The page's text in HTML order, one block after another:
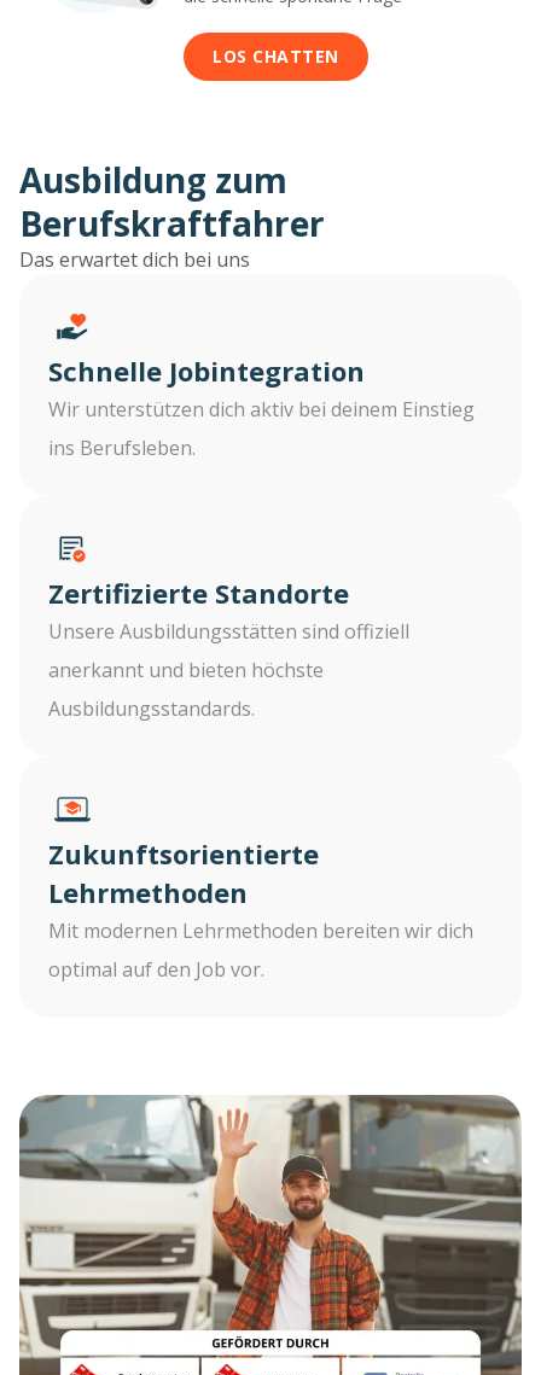
LOS CHATTEN
Ausbildung zum
Berufskraftfahrer
Das erwartet dich bei uns
Schnelle Jobintegration
Wir unterstützen dich aktiv bei deinem Einstieg
ins Berufsleben.
Zertifizierte Standorte
Unsere Ausbildungsstätten sind offiziell
anerkannt und bieten höchste
Ausbildungsstandards.
Zukunftsorientierte
Lehrmethoden
Mit modernen Lehrmethoden bereiten wir dich
optimal auf den Job vor.